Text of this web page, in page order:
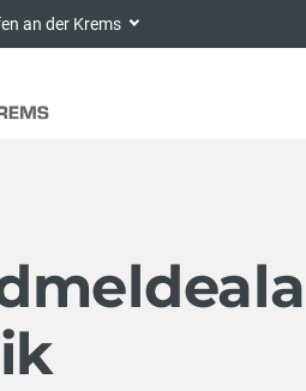
an der Krems